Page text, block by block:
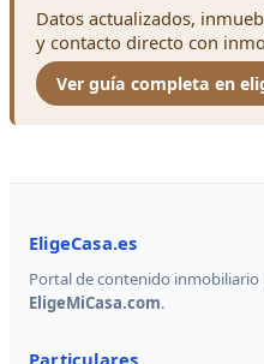
Datos actualizados,
y contacto directo con
Ver guía completa en
EligeCasa.es
Portal de contenido
EligeMiCasa.com.
Particulares